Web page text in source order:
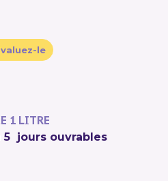
le
1 LITRE
5 jours ouvrables